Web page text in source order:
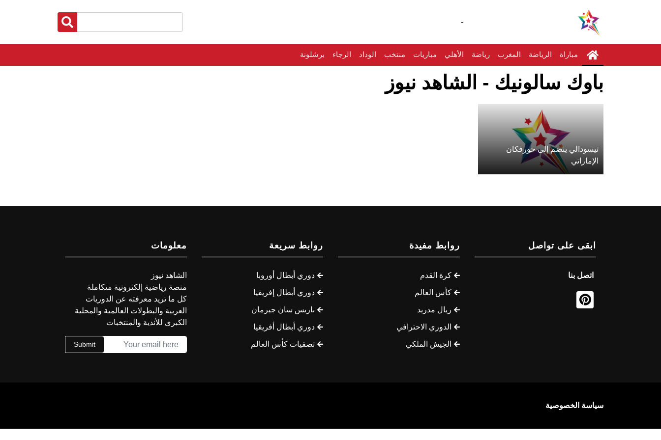
-
مباراة الرياضة المغرب رياضة الأهلي مباريات منتخب الوداد الرجاء برشلونة
باوك سالونيك - الشاهد نيوز
تيسودالي ينضم إلى خورفكان
الإماراتي
ابقى على تواصل
اتصل بنا
روابط مفيدة
كرة القدم
كأس العالم
ريال مدريد
الدوري الاحترافي
الجيش الملكي
روابط سريعة
دوري أبطال أوروبا
دوري أبطال إفريقيا
باريس سان جيرمان
دوري أبطال أفريقيا
تصفيات كأس العالم
معلومات
الشاهد نيوز
منصة رياضية إلكترونية متكاملة
كل ما تريد معرفته عن الدوريات
العربية والبطولات العالمية والمحلية
الكبرى للأندية والمنتخبات
Submit
سياسة الخصوصية